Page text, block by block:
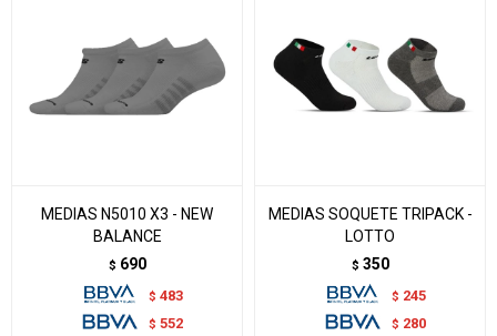
MEDIAS N5010 X3 - NEW
BALANCE
$ 690
$ 483
$ 552
MEDIAS SOQUETE TRIPACK -
LOTTO
$ 350
$ 245
$ 280